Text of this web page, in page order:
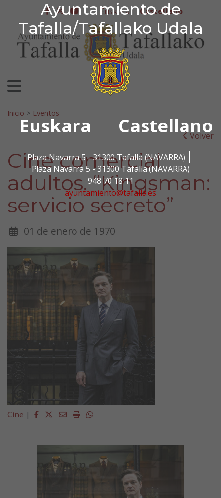
Ayuntamiento de
Tafalla/Tafallako Udala
Euskara Castellano
Plaza Navarra 5 - 31300 Tafalla (NAVARRA)
Plaza Navarra 5 - 31300 Tafalla (NAVARRA)
948 70 18 11
ayuntamiento@tafalla.es
Ir al contenido
Ayuntamiento de
facebook
twitter
youtube
Euskera Castellano
Search for:
Inicio > Eventos
Volver
Cine comercial
adultos. “Kingsman:
servicio secreto”
01 de enero de 1970
Cine | Facebook
Twitter
EmailImprimirWhatsapp